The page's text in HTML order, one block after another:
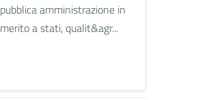
pubblica amministrazione in
merito a stati, qualit&agr...